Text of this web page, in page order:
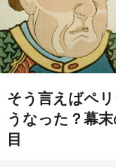
そう言えばペ
うなった？幕
目